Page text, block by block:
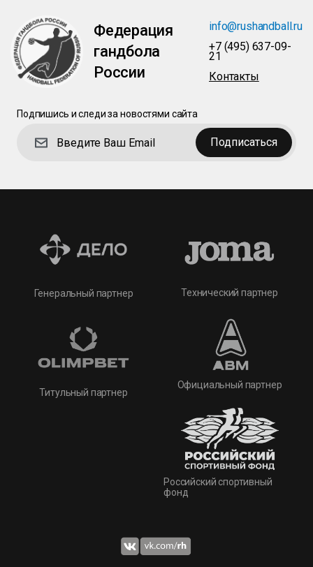
Федерация
гандбола
России
info@rushandball.ru
+7 (495) 637-09-
21
Контакты
Подпишись и следи за новостями сайта
Подписаться
Генеральный партнер
Титульный партнер
Технический партнер
Официальный партнер
Российский спортивный
фонд